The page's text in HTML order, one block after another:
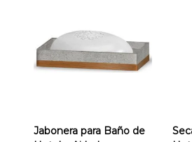
Jabonera para Baño de